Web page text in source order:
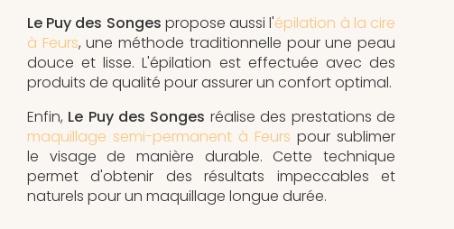
Le Puy des Songes propose aussi l'épilation à la cire
à Feurs, une méthode traditionnelle pour une peau
douce et lisse. L'épilation est effectuée avec des
produits de qualité pour assurer un confort optimal.
Enfin, Le Puy des Songes réalise des prestations de
maquillage semi-permanent à Feurs pour sublimer
le visage de manière durable. Cette technique
permet d'obtenir des résultats impeccables et
naturels pour un maquillage longue durée.